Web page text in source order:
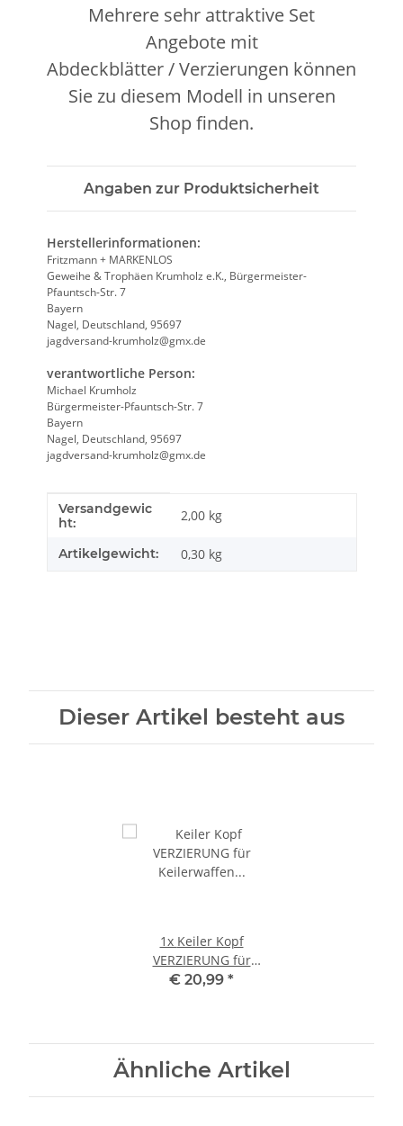
Mehrere sehr attraktive Set
Angebote mit
Abdeckblätter / Verzierungen können
Sie zu diesem Modell in unseren
Shop finden.
Angaben zur Produktsicherheit
Herstellerinformationen:
Fritzmann + MARKENLOS
Geweihe & Trophäen Krumholz e.K., Bürgermeister-
Pfauntsch-Str. 7
Bayern
Nagel, Deutschland, 95697
jagdversand-krumholz@gmx.de
verantwortliche Person:
Michael Krumholz
Bürgermeister-Pfauntsch-Str. 7
Bayern
Nagel, Deutschland, 95697
jagdversand-krumholz@gmx.de
Produkteigenschaft
Wert
Versandgewic
ht:
2,00 kg
Artikelgewicht: 0,30 kg
Dieser Artikel besteht aus
1x Keiler Kopf
VERZIERUNG für
Keilerwaffen Trophäen
€ 20,99 *
Ähnliche Artikel